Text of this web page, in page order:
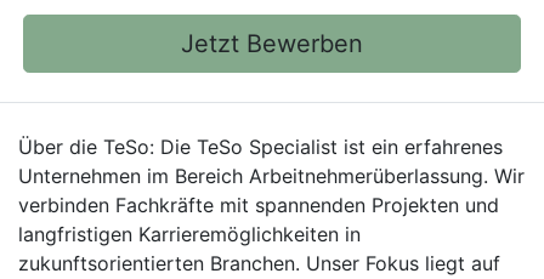
Jetzt Bewerben
Über die TeSo: Die TeSo Specialist ist ein erfahrenes
Unternehmen im Bereich Arbeitnehmerüberlassung. Wir
verbinden Fachkräfte mit spannenden Projekten und
langfristigen Karrieremöglichkeiten in
zukunftsorientierten Branchen. Unser Fokus liegt auf